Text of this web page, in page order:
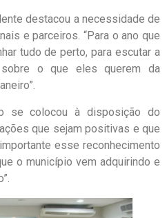
destacou a necessidade de
e parceiros. “Para o ano que
tudo de perto, para escutar a
o que eles querem da
se colocou à disposição do
que sejam positivas e que
esse reconhecimento
o município vem adquirindo e